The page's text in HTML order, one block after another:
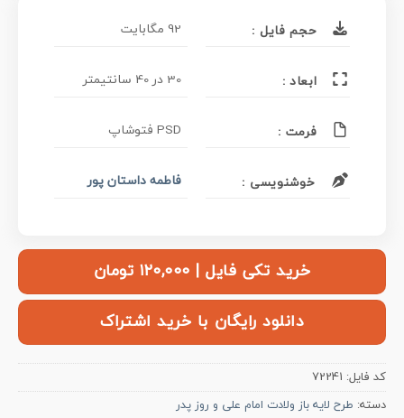
حجم فایل : 92 مگابایت
ابعاد : 30 در 40 سانتیمتر
فرمت : PSD فتوشاپ
خوشنویسی : فاطمه داستان پور
خرید تکی فایل | ۱۲۰,۰۰۰ تومان
دانلود رایگان با خرید اشتراک
کد فایل: 72241
دسته: طرح لایه باز ولادت امام علی و روز پدر